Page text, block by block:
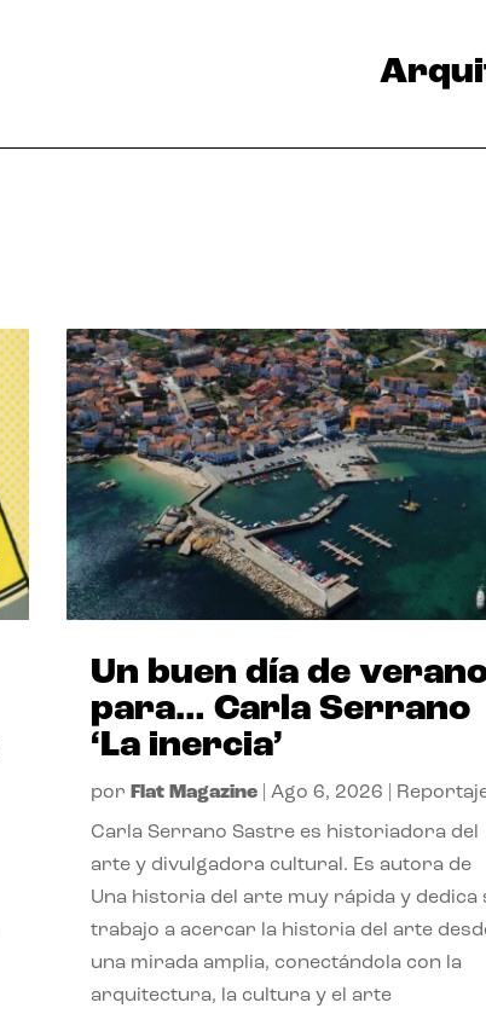
Un buen día de
para… Carla Serrano
‘La inercia’
por Flat Magazine| Ago 6, 2026
Carla Serrano Sastre es historiadora del
arte y divulgadora cultural. Es autora de
Una historia del arte muy rápida y dedica
trabajo a acercar la historia del arte
una mirada amplia, conectándola con la
arquitectura, la cultura y el arte